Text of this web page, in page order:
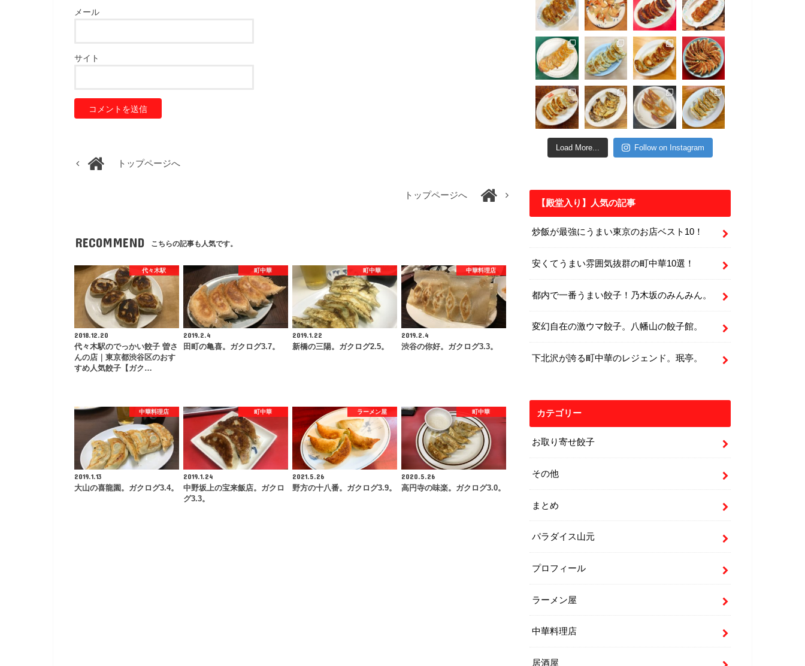
メール
サイト
トップページへ
トップページへ
RECOMMEND こちらの記事も人気です。
代々木駅
2018.12.20
代々木駅のでっかい餃子 曽さ
んの店｜東京都渋谷区のおす
すめ人気餃子【ガク…
町中華
2019.2.4
田町の亀喜。ガクログ3.7。
町中華
2019.1.22
新橋の三陽。ガクログ2.5。
中華料理店
2019.2.4
渋谷の你好。ガクログ3.3。
中華料理店
2019.1.13
大山の喜龍園。ガクログ3.4。
町中華
2019.1.24
中野坂上の宝来飯店。ガクロ
グ3.3。
ラーメン屋
2021.5.26
野方の十八番。ガクログ3.9。
町中華
2020.5.26
高円寺の味楽。ガクログ3.0。
Load More... Follow on Instagram
【殿堂入り】人気の記事
炒飯が最強にうまい東京のお店ベスト10！
安くてうまい雰囲気抜群の町中華10選！
都内で一番うまい餃子！乃木坂のみんみん。
変幻自在の激ウマ餃子。八幡山の餃子館。
下北沢が誇る町中華のレジェンド。珉亭。
カテゴリー
お取り寄せ餃子
その他
まとめ
パラダイス山元
プロフィール
ラーメン屋
中華料理店
居酒屋